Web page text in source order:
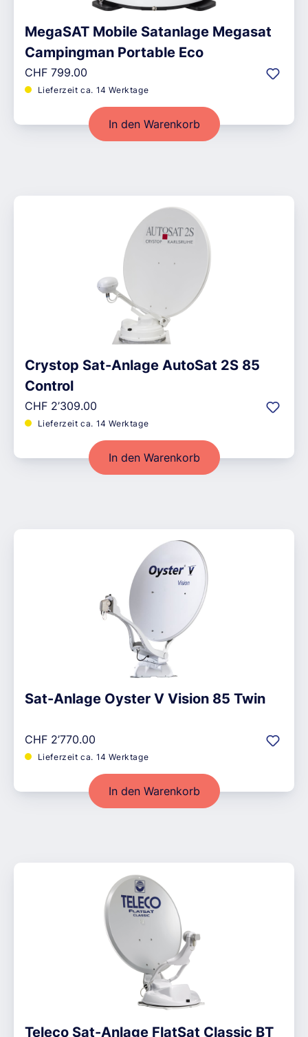
MegaSAT Mobile Satanlage Megasat
Campingman Portable Eco
Regulärer Preis:
CHF 799.00
Lieferzeit ca. 14 Werktage
In den Warenkorb
Crystop Sat-Anlage AutoSat 2S 85
Control
Regulärer Preis:
CHF 2’309.00
Lieferzeit ca. 14 Werktage
In den Warenkorb
Sat-Anlage Oyster V Vision 85 Twin
Regulärer Preis:
CHF 2’770.00
Lieferzeit ca. 14 Werktage
In den Warenkorb
Teleco Sat-Anlage FlatSat Classic BT